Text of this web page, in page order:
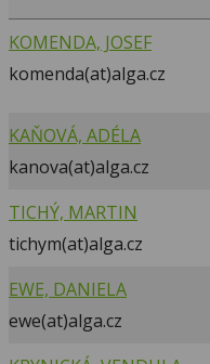
KOMENDA, JOSEF
komenda(at)alga.cz
KAŇOVÁ, ADÉLA
kanova(at)alga.cz
TICHÝ, MARTIN
tichym(at)alga.cz
EWE, DANIELA
ewe(at)alga.cz